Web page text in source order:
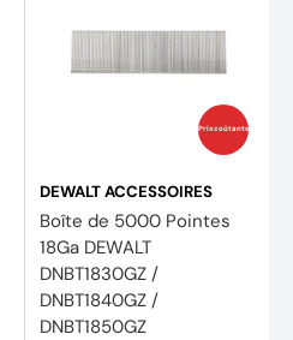
Prix coûtants
DEWALT ACCESSOIRES
Boîte de 5000 Pointes
18Ga DEWALT
DNBT1830GZ /
DNBT1840GZ /
DNBT1850GZ